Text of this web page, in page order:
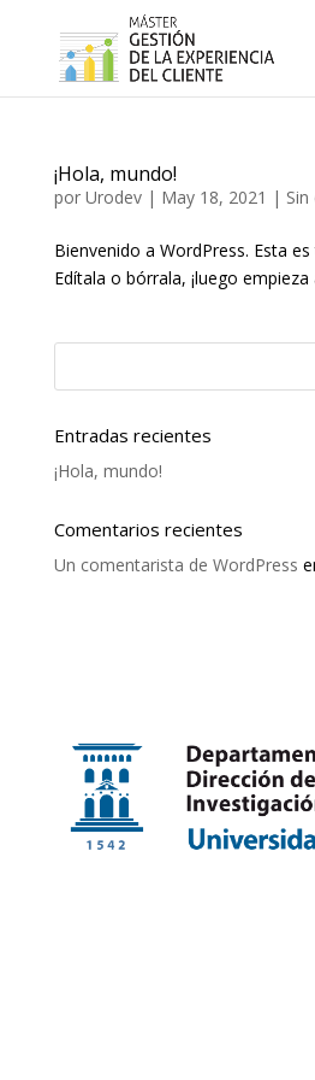
¡Hola, mundo!
por Urodev| May 18, 2021 |
Bienvenido a WordPress. Esta
Edítala o bórrala, ¡luego empieza
Entradas recientes
¡Hola, mundo!
Comentarios recientes
Un comentarista de WordPress